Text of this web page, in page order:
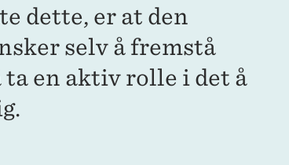
dette, er at den
selv å fremstå
ta en aktiv rolle i det å